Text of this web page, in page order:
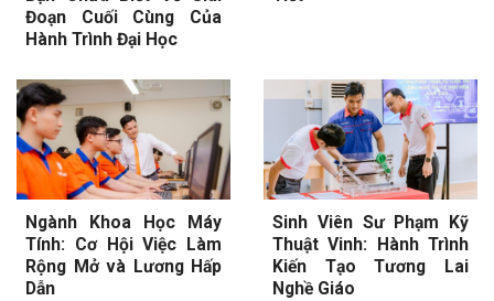
Đoạn Cuối Cùng Của
Hành Trình Đại Học
Ngành Khoa Học Máy
Tính: Cơ Hội Việc Làm
Rộng Mở và Lương Hấp
Dẫn
Sinh Viên Sư Phạm Kỹ
Thuật Vinh: Hành Trình
Kiến Tạo Tương Lai
Nghề Giáo